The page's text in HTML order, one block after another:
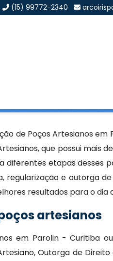
(15) 99772-2340
de Poços Artesianos
que possui mais
etapas desses
e outorga
resultados para o dia
artesianos
em Parolin - Curitiba
Outorga de Direito